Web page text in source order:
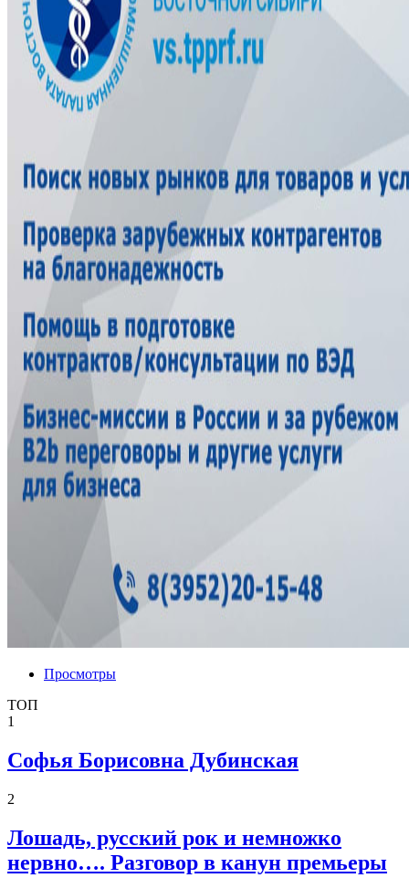
Просмотры
ТОП
1
Софья Борисовна Дубинская
2
Лошадь, русский рок и немножко
нервно…. Разговор в канун премьеры